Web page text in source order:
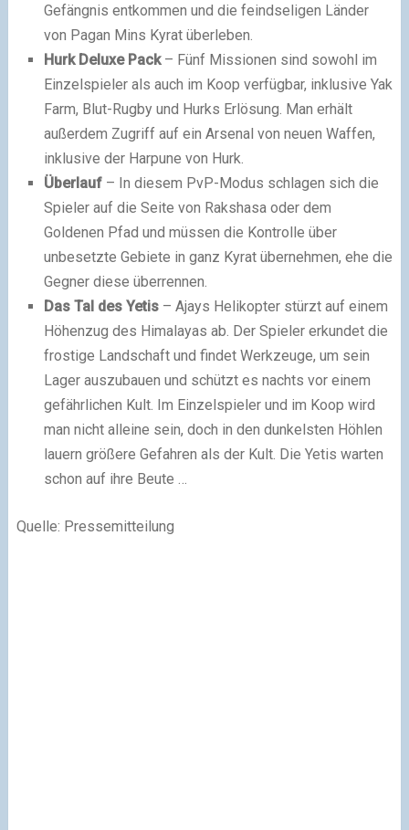
Gefängnis entkommen und die feindseligen Länder
von Pagan Mins Kyrat überleben.
Hurk Deluxe Pack– Fünf Missionen sind sowohl im
Einzelspieler als auch im Koop verfügbar, inklusive Yak
Farm, Blut-Rugby und Hurks Erlösung. Man erhält
außerdem Zugriff auf ein Arsenal von neuen Waffen,
inklusive der Harpune von Hurk.
Überlauf– In diesem PvP-Modus schlagen sich die
Spieler auf die Seite von Rakshasa oder dem
Goldenen Pfad und müssen die Kontrolle über
unbesetzte Gebiete in ganz Kyrat übernehmen, ehe die
Gegner diese überrennen.
Das Tal des Yetis– Ajays Helikopter stürzt auf einem
Höhenzug des Himalayas ab. Der Spieler erkundet die
frostige Landschaft und findet Werkzeuge, um sein
Lager auszubauen und schützt es nachts vor einem
gefährlichen Kult. Im Einzelspieler und im Koop wird
man nicht alleine sein, doch in den dunkelsten Höhlen
lauern größere Gefahren als der Kult. Die Yetis warten
schon auf ihre Beute …
Quelle: Pressemitteilung